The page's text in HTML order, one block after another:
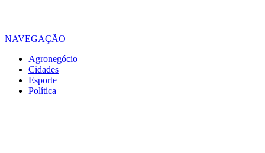
NAVEGAÇÃO
Agronegócio
Cidades
Esporte
Política